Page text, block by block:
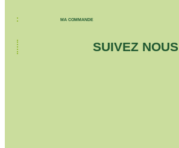
MA COMMANDE
SUIVEZ NOUS